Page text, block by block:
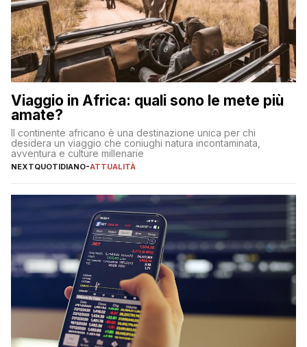
Viaggio in Africa: quali sono le mete più
amate?
Il continente africano è una destinazione unica per chi
desidera un viaggio che coniughi natura incontaminata,
avventura e culture millenarie
NEXTQUOTIDIANO-ATTUALITÀ